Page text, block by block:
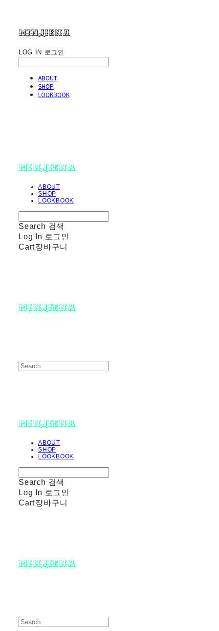
minjiena
LOG IN 로그인
ABOUT
SHOP
LOOKBOOK
minjiena
ABOUT
SHOP
LOOKBOOK
Search 검색
Log In 로그인
Cart장바구니
minjiena
minjiena
ABOUT
SHOP
LOOKBOOK
Search 검색
Log In 로그인
Cart장바구니
minjiena